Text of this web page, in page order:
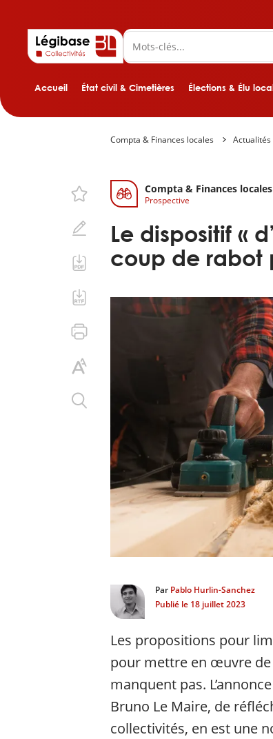
Accueil État civil & Cimetières Élections & Élu
Compta & Finances locales Actualités
Compta & Finances locales
Prospective
Le dispositif «
coup de rabot
Par Pablo Hurlin-Sanchez
Publié le 18 juillet 2023
Les propositions pour
pour mettre en œuvre
manquent pas.
Bruno Le Maire, de
collectivités, en est une